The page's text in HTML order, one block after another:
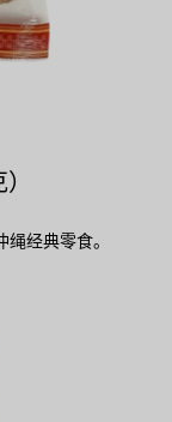
经典零食。